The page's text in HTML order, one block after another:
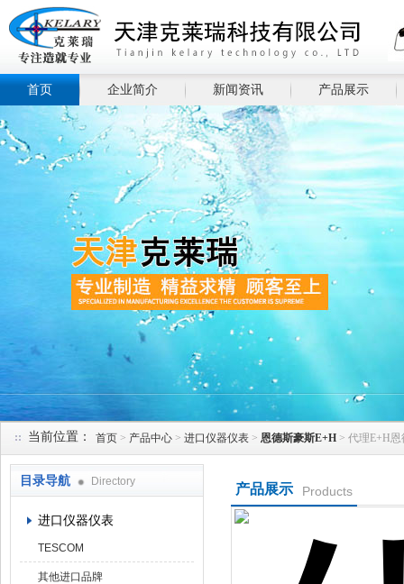
首页 企业简介 新闻资讯 产品展示
当前位置： 首页 > 产品中心 > 进口仪器仪表 > 恩德斯豪斯E+H > 代理E+H
目录导航 Directory
进口仪器仪表
TESCOM
其他进口品牌
产品展示 Products